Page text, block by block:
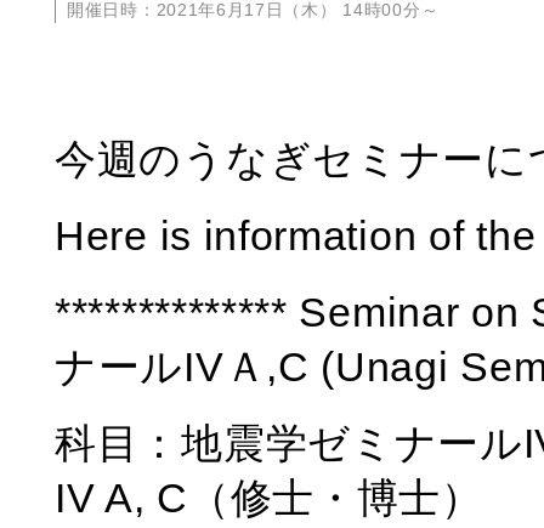
開催日時：2021年6月17日（木） 14時00分～
今週のうなぎセミナー
Here is information of
************** Seminar on
ナールIVＡ,C (Unagi
科目：地震学ゼミナー
IV A, C（修士・博士）